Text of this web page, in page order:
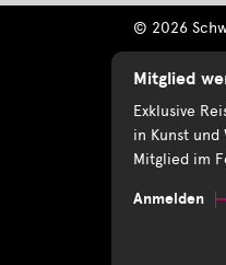
© 2026
Mitglied
Exklusive
in Kunst und
Mitglied im
Anmelden